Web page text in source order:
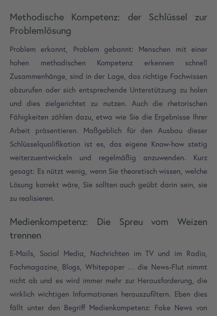
Methodische Kompetenz: der Schlüssel zur
Problemlösung
Problem erkannt, Problem gebannt: Menschen mit einer
hohen methodischen Kompetenz erkennen schnell
Zusammenhänge, sind in der Lage, das richtige Fachwissen
abzurufen oder sich entsprechende Unterstützung zu holen
und dies zielgerichtet zu nutzen. Auch die rhetorischen
Fähigkeiten zählen dazu, etwa wie Sie die Ergebnisse Ihrer
Arbeit präsentieren. Maßgeblich für den Ausbau dieser
Schlüsselqualifikation ist es, das eigene Know-how stetig
weiterzuentwickeln und regelmäßig anzuwenden. Kurz
gesagt: Es nützt wenig, wenn Sie theoretisch wissen, welche
Lösung korrekt wäre, Sie sollten auch geübt darin sein, sie
zu realisieren.
Medienkompetenz: Die Spreu vom Weizen
trennen
E-Mails, Social Media, Nachrichten im TV und im Radio,
Fachmagazine, Blogs, Whitepaper … die News-Flut nimmt
nicht ab und es wird immer mehr zur Herausforderung, die
wirklich wichtigen Informationen herauszufiltern. Eben dies
fällt unter den Begriff Medienkompetenz: Fake News von